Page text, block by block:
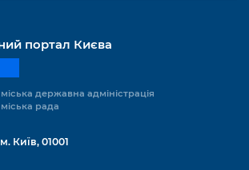
портал Києва
державна адміністрація
рада
Київ, 01001